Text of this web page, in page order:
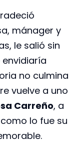
mánager y
le salió sin
no culmina
vuelve a uno
Carreño, a
lo fue su